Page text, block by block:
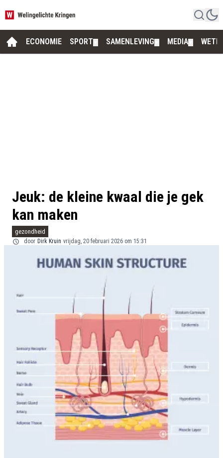
ECONOMIE SPORT SAMENLEVING MEDIA
Jeuk: de kleine kwaal die je gek
kan maken
gezondheid
door Dirk Kruin vrijdag, 20 februari 2026 om 15:31